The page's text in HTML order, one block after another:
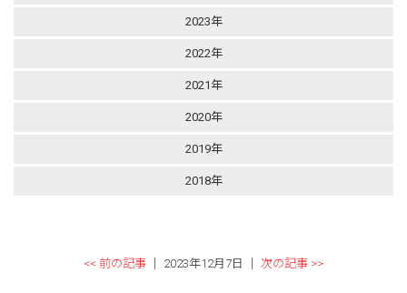
2023年
2022年
2021年
2020年
2019年
2018年
<< 前の記事│ 2023年12月7日 │ 次の記事 >>